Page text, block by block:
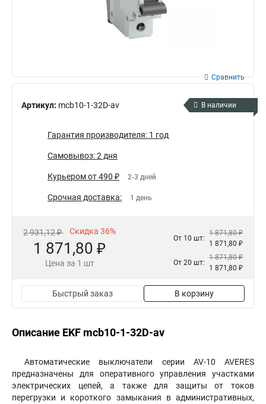
Артикул: mcb10-1-32D-av
Сравнить
В наличии
Гарантия производителя: 1 год
Самовывоз: 2 дня
Курьером от 490 ₽ 2-3 дней
Срочная доставка: 1 день
2 931,12 ₽ Скидка 36%
1 871,80 ₽
Цена за 1 шт
От 10 шт:
1 871,80 ₽
1 871,80 ₽
От 20 шт:
1 871,80 ₽
1 871,80 ₽
Быстрый заказ В корзину
Описание EKF mcb10-1-32D-av
Автоматические выключатели серии AV-10 AVERES
предназначены для оперативного управления участками
электрических цепей, а также для защиты от токов
перегрузки и короткого замыкания в административных,